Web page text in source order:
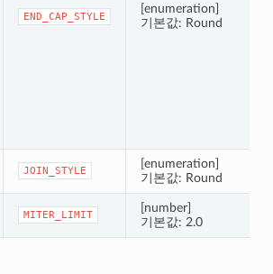
END_CAP_STYLE
[enumeration]
기본값: Round
JOIN_STYLE
[enumeration]
기본값: Round
MITER_LIMIT
[number]
기본값: 2.0